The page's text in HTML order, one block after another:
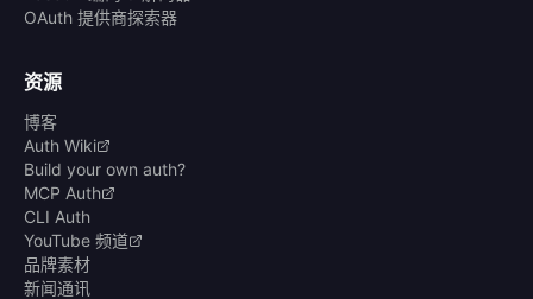
OAuth 提供商探索器
资源
博客
Auth Wiki
Build your own auth?
MCP Auth
CLI Auth
YouTube 频道
品牌素材
新闻通讯